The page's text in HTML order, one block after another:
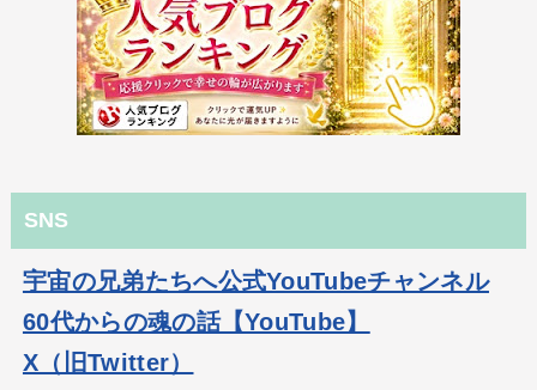
SNS
宇宙の兄弟たちへ公式YouTubeチャンネル
60代からの魂の話【YouTube】
X（旧Twitter）